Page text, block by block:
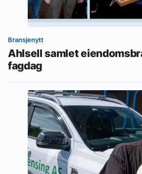
Bransjenytt
Ahlsell samlet
fagdag